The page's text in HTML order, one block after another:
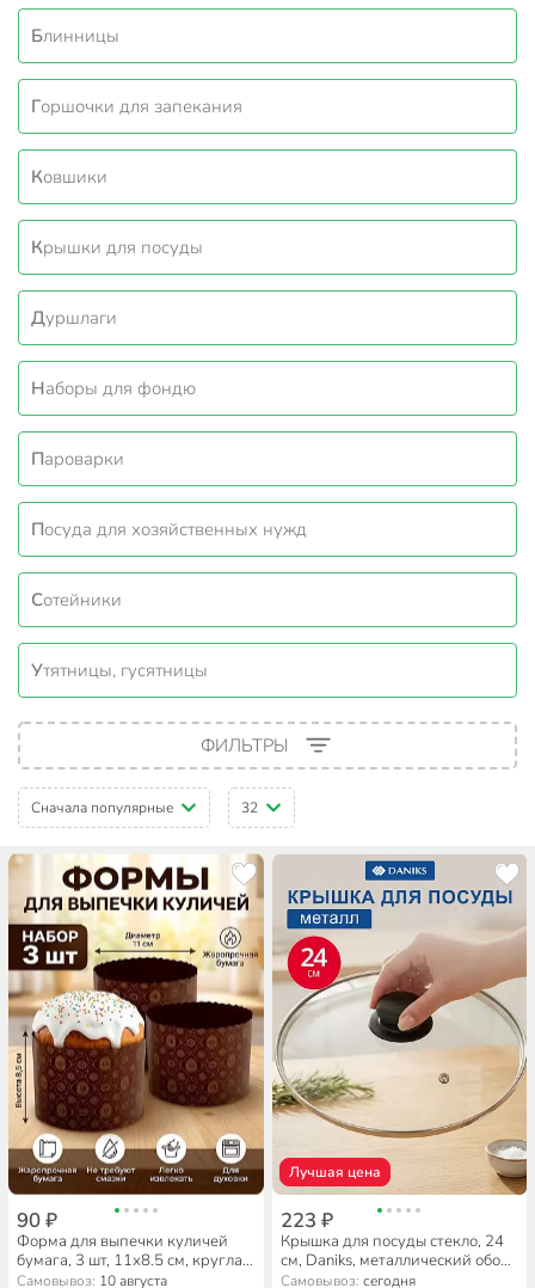
Блинницы
Горшочки для запекания
Ковшики
Крышки для посуды
Дуршлаги
Наборы для фондю
Пароварки
Посуда для хозяйственных нужд
Сотейники
Утятницы, гусятницы
ФИЛЬТРЫ
Сначала популярные 32
90 ₽
Форма для выпечки куличей
бумага, 3 шт, 11х8.5 см, круглая,
Мультидом, МТ8-111
Самовывоз: 10 августа
Лучшая цена
223 ₽
Крышка для посуды стекло, 24
см, Daniks, металлический обод,
кнопка бакелит, черная,
Самовывоз: сегодня